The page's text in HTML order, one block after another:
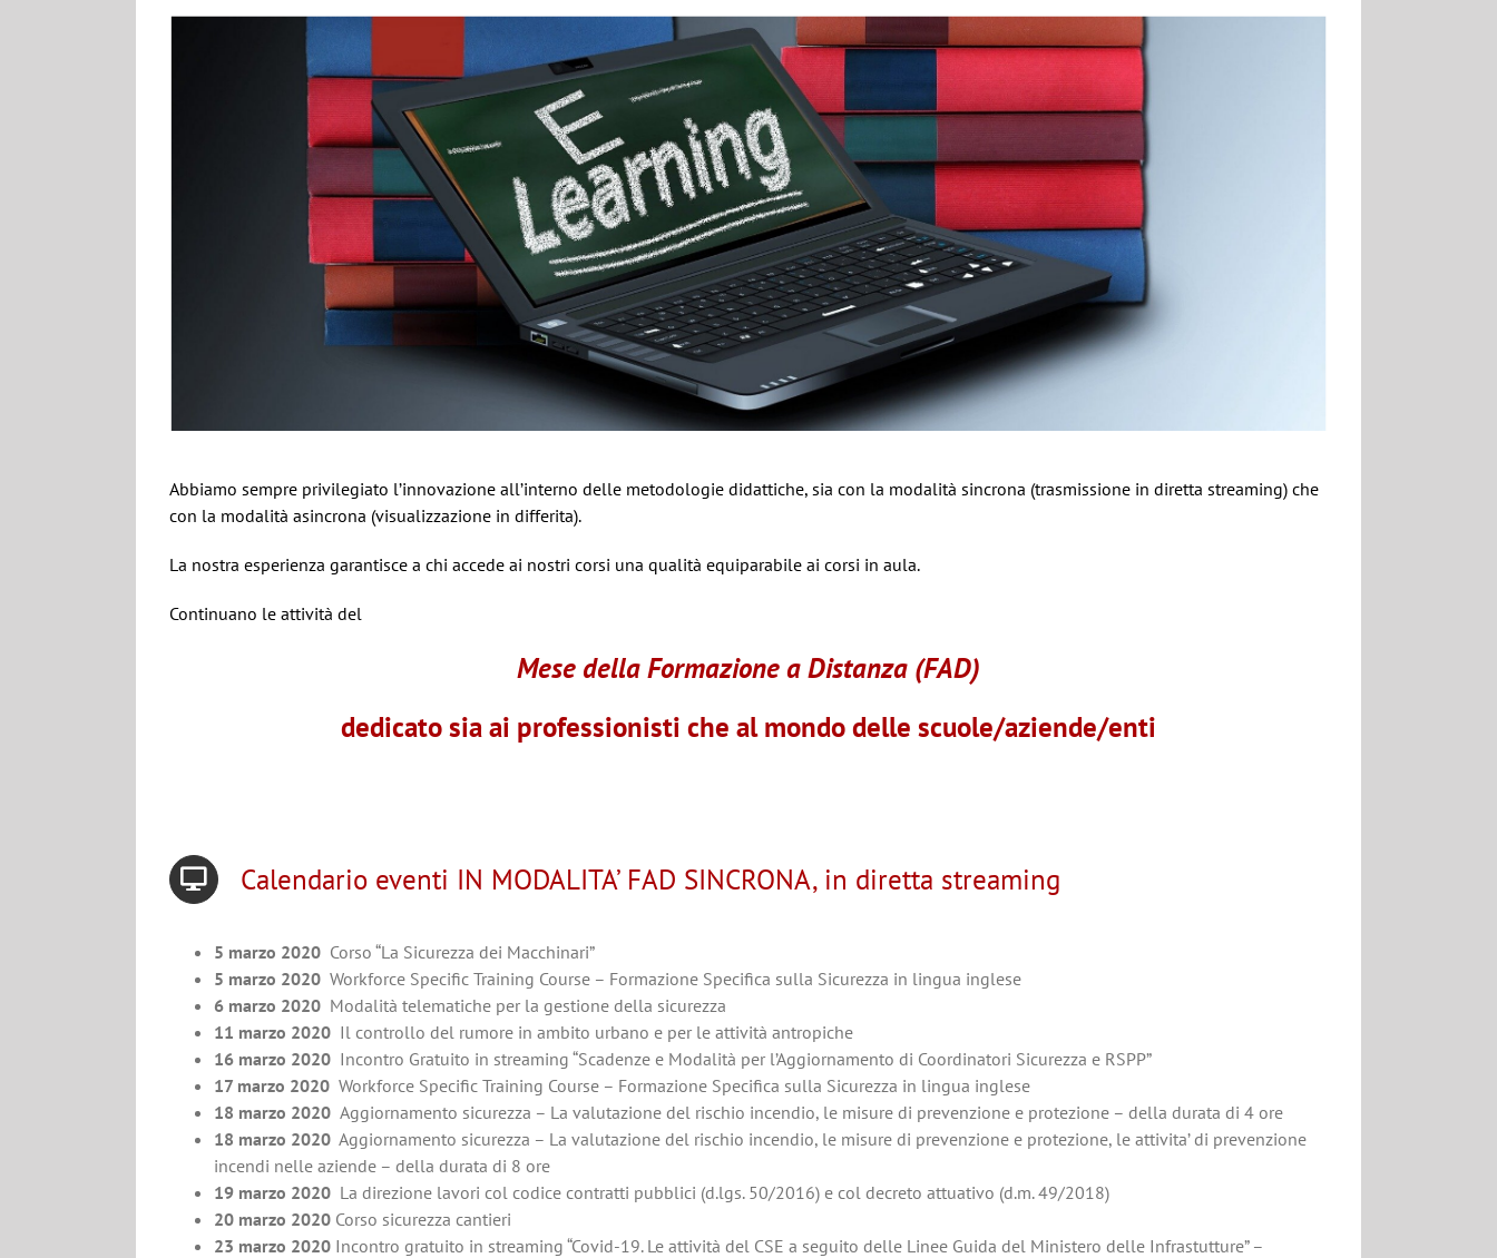
Abbiamo sempre privilegiato l’innovazione all’interno delle metodologie didattiche, sia con la modalità sincrona (trasmissione in diretta streaming) che
con la modalità asincrona (visualizzazione in differita).
La nostra esperienza garantisce a chi accede ai nostri corsi una qualità equiparabile ai corsi in aula.
Continuano le attività del
Mese della Formazione a Distanza (FAD)
dedicato sia ai professionisti che al mondo delle scuole/aziende/enti
Calendario eventi IN MODALITA’ FAD SINCRONA, in diretta streaming
5 marzo 2020 Corso “La Sicurezza dei Macchinari”
5 marzo 2020 Workforce Specific Training Course – Formazione Specifica sulla Sicurezza in lingua inglese
6 marzo 2020 Modalità telematiche per la gestione della sicurezza
11 marzo 2020 Il controllo del rumore in ambito urbano e per le attività antropiche
16 marzo 2020 Incontro Gratuito in streaming “Scadenze e Modalità per l’Aggiornamento di Coordinatori Sicurezza e RSPP”
17 marzo 2020 Workforce Specific Training Course – Formazione Specifica sulla Sicurezza in lingua inglese
18 marzo 2020 Aggiornamento sicurezza – La valutazione del rischio incendio, le misure di prevenzione e protezione – della durata di 4 ore
18 marzo 2020 Aggiornamento sicurezza – La valutazione del rischio incendio, le misure di prevenzione e protezione, le attivita’ di prevenzione
incendi nelle aziende – della durata di 8 ore
19 marzo 2020 La direzione lavori col codice contratti pubblici (d.lgs. 50/2016) e col decreto attuativo (d.m. 49/2018)
20 marzo 2020 Corso sicurezza cantieri
23 marzo 2020 Incontro gratuito in streaming “Covid-19. Le attività del CSE a seguito delle Linee Guida del Ministero delle Infrastutture” –